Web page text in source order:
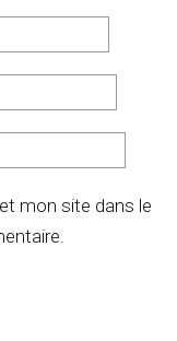
mon site dans le